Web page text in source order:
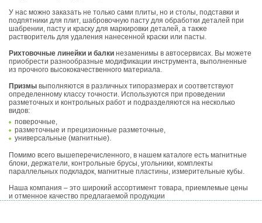
У нас можно заказать не только сами плиты, но и столы, подставки и
подпятники для плит, шабровочную пасту для обработки деталей при
шабрении, пасту и краску для маркировки деталей, а также
растворитель для удаления нанесенной краски или пасты.
Рихтовочные линейки и балки незаменимы в автосервисах. Вы можете
приобрести разнообразные модификации инструмента, выполненные
из прочного высококачественного материала.
Призмы выполняются в различных типоразмерах и соответствуют
определенному классу точности. Используются при проведении
разметочных и контрольных работ и подразделяются на несколько
видов:
поверочные,
разметочные и прецизионные разметочные,
универсальные (магнитные).
Помимо всего вышеперечисленного, в нашем каталоге есть магнитные
блоки, держатели, контрольные брусы, угольники, комплекты
параллельных подкладок, магнитные пластины, измерительные кубы.
Наша компания – это широкий ассортимент товара, приемлемые цены
и отменное качество предлагаемой продукции